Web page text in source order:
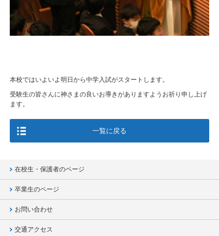
本校ではいよいよ明日から中学入試がスタートします。
受験生の皆さんに神さまの良いお導きがありますようお祈り申し上げ
ます。
一覧に戻る
在校生・保護者のページ
卒業生のページ
お問い合わせ
交通アクセス